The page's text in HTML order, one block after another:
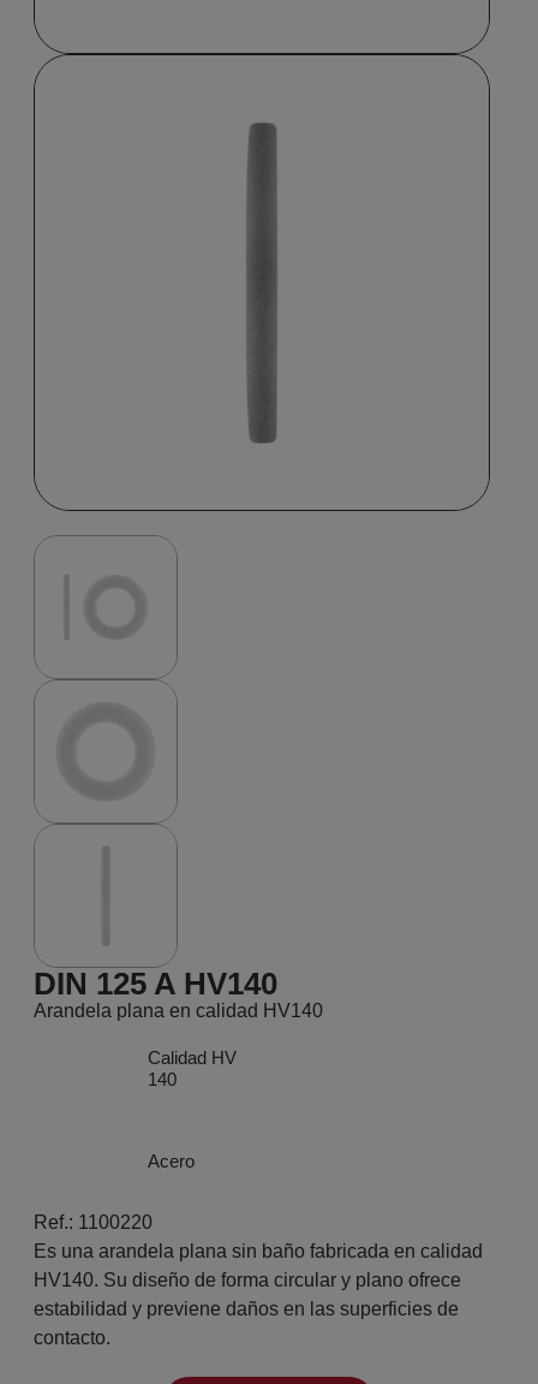
DIN 125 A HV140
Arandela plana en calidad HV140
Calidad HV
140
Acero
Ref.: 1100220
Es una arandela plana sin baño fabricada en calidad
HV140. Su diseño de forma circular y plano ofrece
estabilidad y previene daños en las superficies de
contacto.